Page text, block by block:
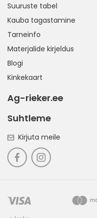
Suuruste tabel
Kauba tagastamine
Tarneinfo
Materjalide kirjeldus
Blogi
Kinkekaart
Ag-rieker.ee
Suhtleme
Kirjuta meile